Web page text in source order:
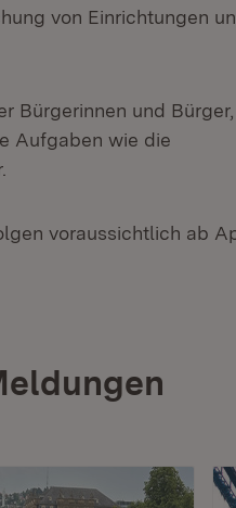
von Einrichtungen
Bürgerinnen und
Aufgaben wie die
in neuem Fenster)
voraussichtlich ab